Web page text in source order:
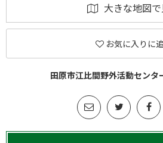
大きな地図
お気に入りに
田原市江比間野外活動センタ